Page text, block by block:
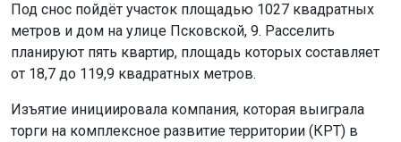
Под снос пойдёт участок площадью 1027 квадратных
метров и дом на улице Псковской, 9. Расселить
планируют пять квартир, площадь которых составляет
от 18,7 до 119,9 квадратных метров.
Изъятие инициировала компания, которая выиграла
торги на комплексное развитие территории (КРТ) в